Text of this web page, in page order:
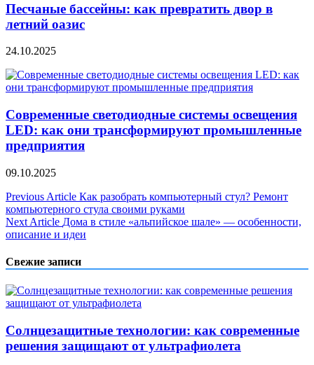
Песчаные бассейны: как превратить двор в
летний оазис
24.10.2025
Современные светодиодные системы освещения
LED: как они трансформируют промышленные
предприятия
09.10.2025
Навигация
по
записям
Previous Article Как разобрать компьютерный стул? Ремонт
компьютерного стула своими руками
Next Article Дома в стиле «альпийское шале» — особенности,
описание и идеи
Свежие записи
Солнцезащитные технологии: как современные
решения защищают от ультрафиолета